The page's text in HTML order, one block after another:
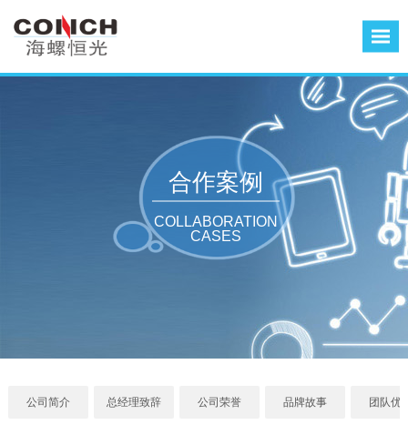
合作案例
COLLABORATION
CASES
公司简介 总经理致辞 公司荣誉 品牌故事 团队优